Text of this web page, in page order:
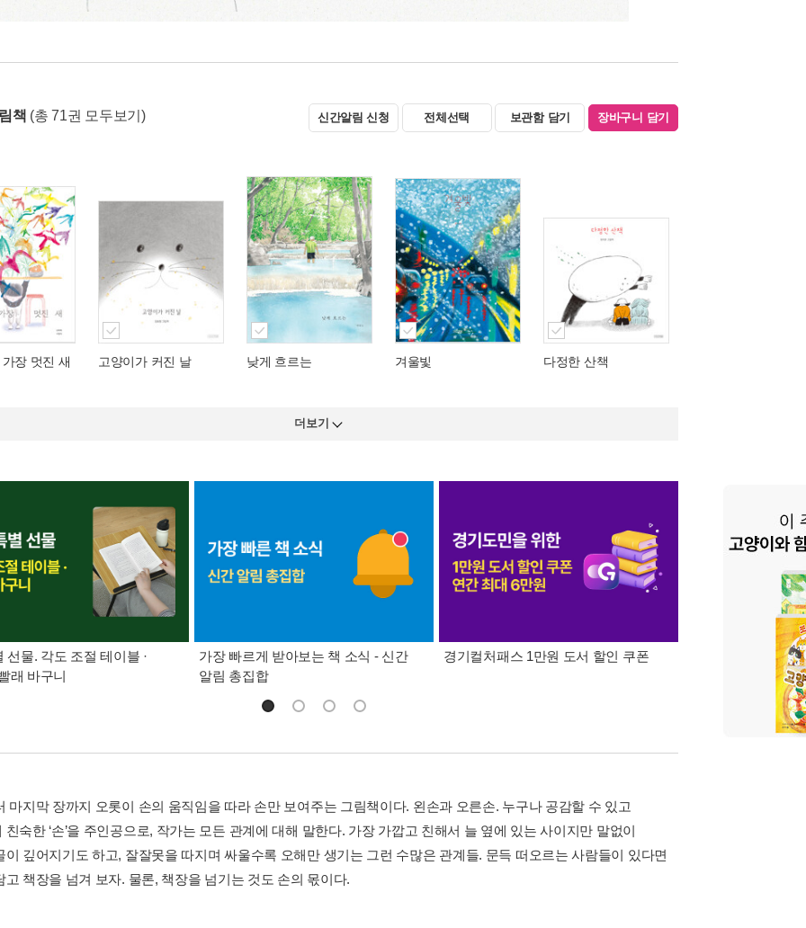
책 (총 71권 모두보기) 신간알림 신청 전체선택 보관함 담기 장바구니 담기
장 멋진 새 고양이가 커진 날 낮게 흐르는 겨울빛 다정한 산책
더보기
선물. 각도 조절 테이블 ·
래 바구니
가장 빠르게 받아보는 책 소식 - 신간
알림 총집합
경기컬처패스 1만원 도서 할인 쿠폰 삼성카드가 쏜다! 알
마지막 장까지 오롯이 손의 움직임을 따라 손만 보여주는 그림책이다. 왼손과 오른손. 누구나 공감할 수 있고
친숙한 ‘손’을 주인공으로, 작가는 모든 관계에 대해 말한다. 가장 가깝고 친해서 늘 옆에 있는 사이지만 말없이
이 깊어지기도 하고, 잘잘못을 따지며 싸울수록 오해만 생기는 그런 수많은 관계들. 문득 떠오르는 사람들이 있다면
고 책장을 넘겨 보자. 물론, 책장을 넘기는 것도 손의 몫이다.